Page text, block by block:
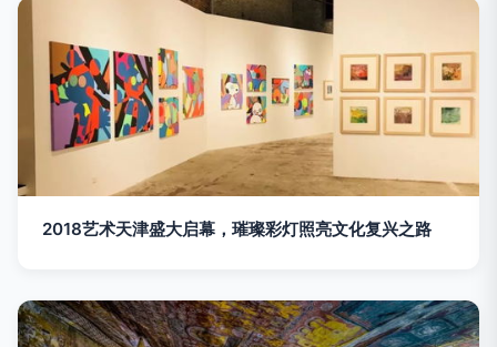
2018艺术天津盛大启幕，璀璨彩灯照亮文化复兴之路